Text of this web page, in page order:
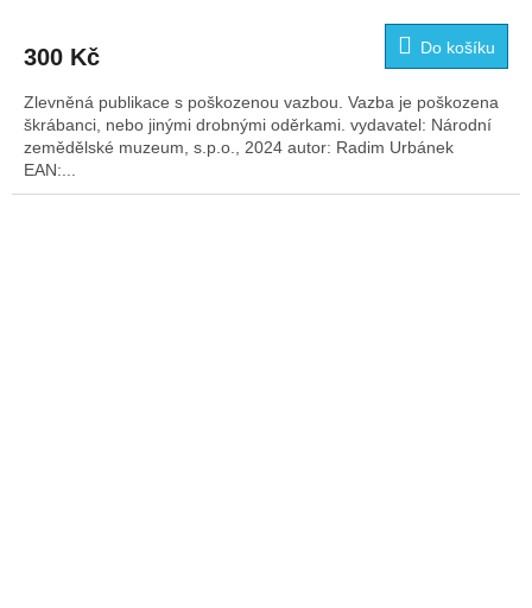
300 Kč Do košíku
Zlevněná publikace s poškozenou vazbou. Vazba je poškozena
škrábanci, nebo jinými drobnými oděrkami. vydavatel: Národní
zemědělské muzeum, s.p.o., 2024 autor: Radim Urbánek
EAN:...